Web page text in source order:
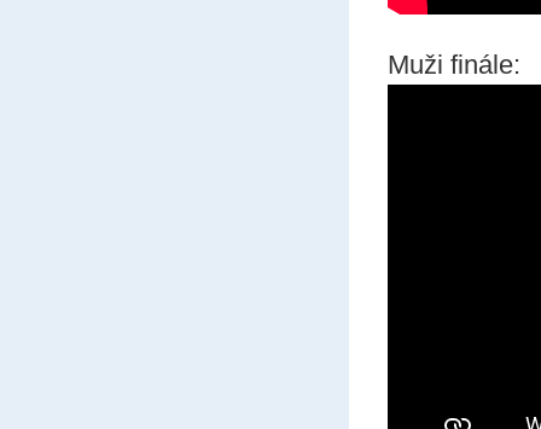
Muži finále: